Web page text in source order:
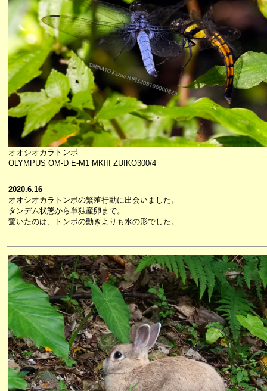
オオシオカラトンボ
OLYMPUS OM-D E-M1 MKIII ZUIKO300/4
2020.6.16
オオシオカラトンボの繁殖行動に出会いました。
タンデム状態から単独産卵まで。
驚いたのは、トンボの動きよりも水の形でした。